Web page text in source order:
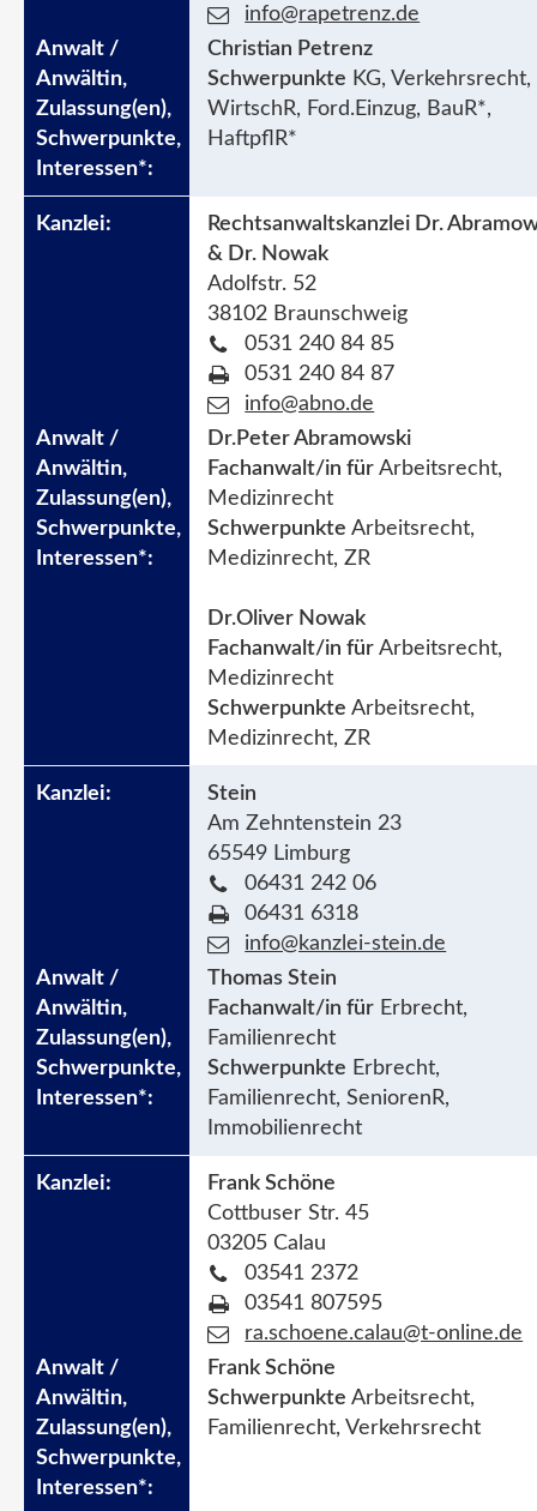
info@rapetrenz.de
Christian Petrenz
Schwerpunkte KG, Verkehrsrecht,
WirtschR, Ford.Einzug, BauR*,
HaftpflR*
Rechtsanwaltskanzlei Dr.
& Dr. Nowak
Adolfstr. 52
38102 Braunschweig
0531 240 84 85
0531 240 84 87
info@abno.de
Dr.Peter Abramowski
Fachanwalt/in für Arbeitsrecht,
Medizinrecht
Schwerpunkte Arbeitsrecht,
Medizinrecht, ZR
Dr.Oliver Nowak
Fachanwalt/in für Arbeitsrecht,
Medizinrecht
Schwerpunkte Arbeitsrecht,
Medizinrecht, ZR
Stein
Am Zehntenstein 23
65549 Limburg
06431 242 06
06431 6318
info@kanzlei-stein.de
Thomas Stein
Fachanwalt/in für Erbrecht,
Familienrecht
Schwerpunkte Erbrecht,
Familienrecht, SeniorenR,
Immobilienrecht
Frank Schöne
Cottbuser Str. 45
03205 Calau
03541 2372
03541 807595
ra.schoene.calau@t-online.de
Frank Schöne
Schwerpunkte Arbeitsrecht,
Familienrecht, Verkehrsrecht